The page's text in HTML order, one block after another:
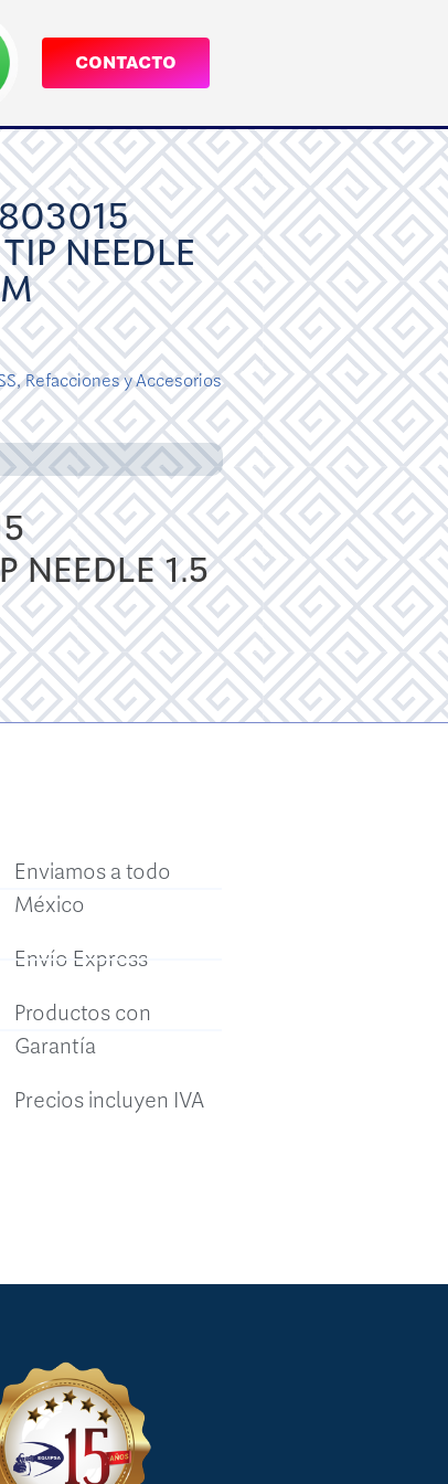
CONTACTO
NEEDLE
,Refacciones y Accesorios
NEEDLE 1.5
Enviamos a todo
México
Envío Express
Productos con
Garantía
Precios incluyen IVA